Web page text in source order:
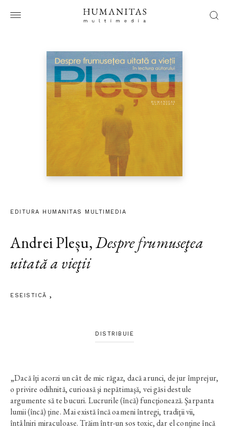
EDITURA HUMANITAS MULTIMEDIA
Andrei Pleșu,Despre frumuseţea
uitată a vieţii
ESEISTICĂ
DISTRIBUIE
„Dacă îţi acorzi un cât de mic răgaz, dacă arunci, de jur împrejur,
o privire odihnită, curioasă şi nepătimaşă, vei găsi destule
argumente să te bucuri. Lucrurile (încă) funcţionează. Şarpanta
lumii (încă) ţine. Mai există încă oameni întregi, tradiţii vii,
întâlniri miraculoase. Trăim într-un sos toxic, dar el conţine încă